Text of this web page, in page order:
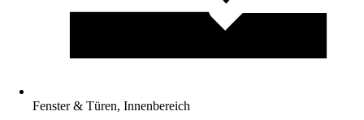
Fenster & Türen, Innenbereich